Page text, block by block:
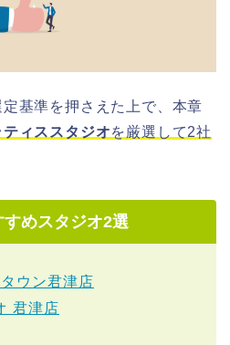
基準を押さえた上で、本章
ィススタジオを厳選して2社
めスタジオ2選
ウン君津店
君津店